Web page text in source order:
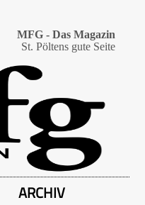
MFG - Das Magazin
St. Pöltens gute Seite
ARCHIV